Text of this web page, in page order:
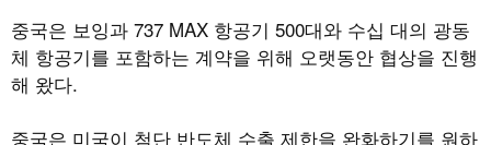
중국은 보잉과 737 MAX 항공기 500대와 수십 대의 광동
체 항공기를 포함하는 계약을 위해 오랫동안 협상을 진행
해 왔다.
중국은 미국이 첨단 반도체 수출 제한을 완화하기를 원하